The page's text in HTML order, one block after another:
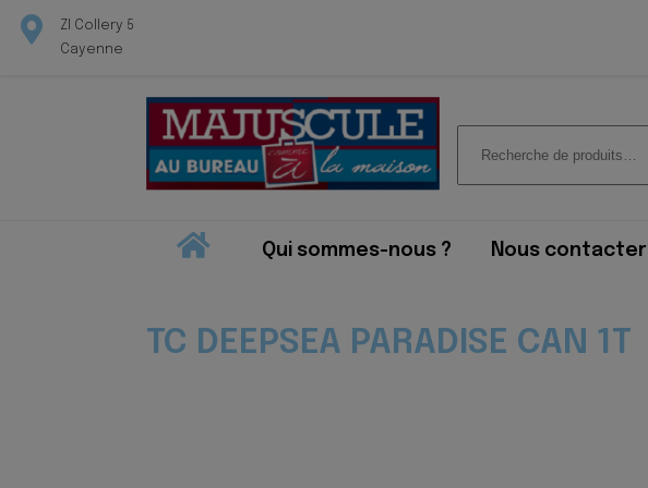
ZI Collery 5
Cayenne
pour :
Qui sommes-nous ? Nous contacter
TC DEEPSEA PARADISE CAN 1T